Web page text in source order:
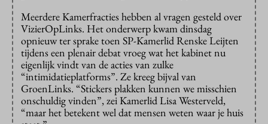
Meerdere Kamerfracties hebben al vragen gesteld over
VizierOpLinks. Het onderwerp kwam dinsdag
opnieuw ter sprake toen SP-Kamerlid Renske Leijten
tijdens een plenair debat vroeg wat het kabinet nu
eigenlijk vindt van de acties van zulke
“intimidatieplatforms”. Ze kreeg bijval van
GroenLinks. “Stickers plakken kunnen we misschien
onschuldig vinden”, zei Kamerlid Lisa Westerveld,
“maar het betekent wel dat mensen weten waar je huis